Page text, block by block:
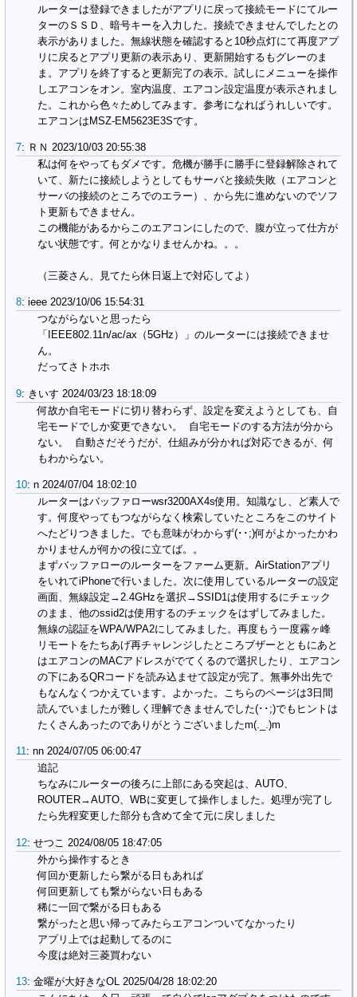
ルーターは登録できましたがアプリに戻って接続モードにてルー
ターのＳＳＤ、暗号キーを入力した。接続できませんでしたとの
表示がありました。無線状態を確認すると10秒点灯にて再度アプ
リに戻るとアプリ更新の表示あり、更新開始するもグレーのま
ま。アプリを終了すると更新完了の表示。試しにメニューを操作
しエアコンをオン。室内温度、エアコン設定温度が表示されまし
た。これから色々ためしてみます。参考になればうれしいです。
エアコンはMSZ-EM5623E3Sです。
7: ＲＮ 2023/10/03 20:55:38
私は何をやってもダメです。危機が勝手に勝手に登録解除されて
いて、新たに接続しようとしてもサーバと接続失敗（エアコンと
サーバの接続のところでのエラー）、から先に進めないのでソフ
ト更新もできません。
この機能があるからこのエアコンにしたので、腹が立って仕方が
ない状態です。何とかなりませんかね。。。
（三菱さん、見てたら休日返上で対応してよ）
8: ieee 2023/10/06 15:54:31
つながらないと思ったら
「IEEE802.11n/ac/ax（5GHz）」のルーターには接続できませ
ん。
だってさトホホ
9: きいす 2024/03/23 18:18:09
何故か自宅モードに切り替わらず、設定を変えようとしても、自
宅モードでしか変更できない。  自宅モードのする方法が分から
ない。  自動さだそうだが、仕組みが分かれば対応できるが、何
もわからない。
10: n 2024/07/04 18:02:10
ルーターはバッファローwsr3200AX4s使用。知識なし、ど素人で
す。何度やってもつながらなく検索していたところをこのサイト
へたどりつきました。でも意味がわからず(･･;)何がよかったかわ
かりませんが何かの役に立てば。。
まずバッファローのルーターをファーム更新。AirStationアプリ
をいれてiPhoneで行いました。次に使用しているルーターの設定
画面、無線設定→2.4GHzを選択→SSID1は使用するにチェック
のまま、他のssid2は使用するのチェックをはずしてみました。
無線の認証をWPA/WPA2にしてみました。再度もう一度霧ヶ峰
リモートをたちあげ再チャレンジしたところブザーとともにあと
はエアコンのMACアドレスがでてくるので選択したり、エアコン
の下にあるQRコードを読み込ませて設定が完了。無事外出先で
もなんなくつかえています。よかった。こちらのページは3日間
読んでいましたが難しく理解できませんでした(･･;)でもヒントは
たくさんあったのでありがとうございましたm(._.)m
11: nn 2024/07/05 06:00:47
追記
ちなみにルーターの後ろに上部にある突起は、AUTO、
ROUTER→AUTO、WBに変更して操作しました。処理が完了し
たら先程変更した部分も含めて全て元に戻しました
12: せつこ 2024/08/05 18:47:05
外から操作するとき
何回か更新したら繋がる日もあれば
何回更新しても繋がらない日もある
稀に一回で繋がる日もある
繋がったと思い帰ってみたらエアコンついてなかったり
アプリ上では起動してるのに
今度は絶対三菱買わない
13: 金曜が大好きなOL
2025/04/28 18:02:20